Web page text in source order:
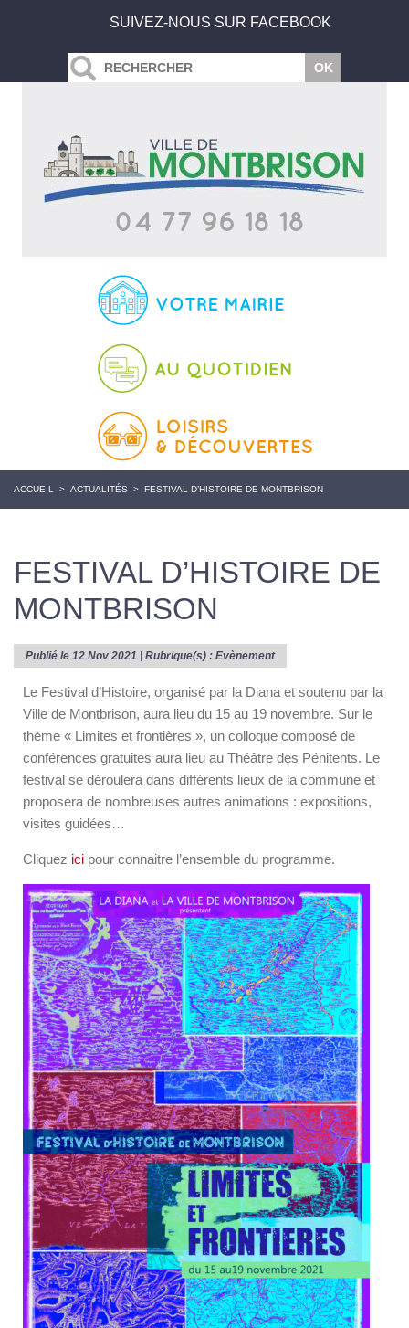
SUIVEZ-NOUS SUR FACEBOOK
ACCUEIL > ACTUALITÉS > FESTIVAL D’HISTOIRE DE MONTBRISON
FESTIVAL D’HISTOIRE DE
MONTBRISON
Publié le 12 Nov 2021 | Rubrique(s) : Evènement
Le Festival d’Histoire, organisé par la Diana et soutenu par la
Ville de Montbrison, aura lieu du 15 au 19 novembre. Sur le
thème « Limites et frontières », un colloque composé de
conférences gratuites aura lieu au Théâtre des Pénitents. Le
festival se déroulera dans différents lieux de la commune et
proposera de nombreuses autres animations : expositions,
visites guidées…
Cliquez ici pour connaitre l’ensemble du programme.